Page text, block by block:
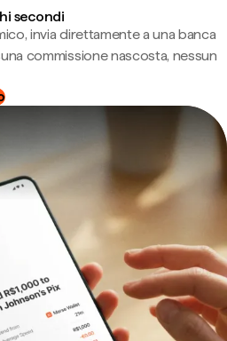
secondi
invia direttamente a una banca
commissione nascosta, nessun